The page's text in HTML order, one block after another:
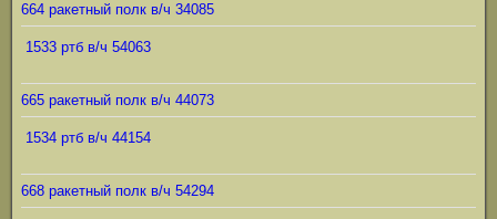
664 ракетный полк в/ч 34085
1533 ртб в/ч 54063
665 ракетный полк в/ч 44073
1534 ртб в/ч 44154
668 ракетный полк в/ч 54294